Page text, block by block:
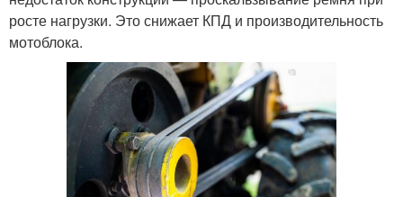
росте нагрузки. Это снижает КПД и производительность
мотоблока.